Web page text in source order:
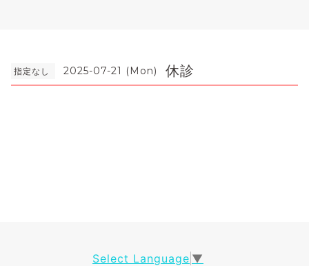
指定なし 2025-07-21 (Mon) 休診
Select Language ▼